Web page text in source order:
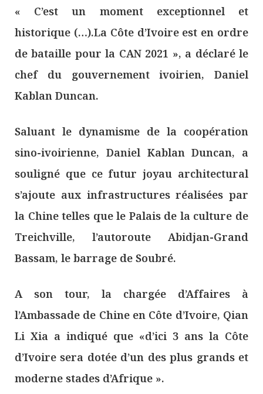
« C’est un moment exceptionnel et
historique (…).La Côte d’Ivoire est en ordre
de bataille pour la CAN 2021 », a déclaré le
chef du gouvernement ivoirien, Daniel
Kablan Duncan.
Saluant le dynamisme de la coopération
sino-ivoirienne, Daniel Kablan Duncan, a
souligné que ce futur joyau architectural
s’ajoute aux infrastructures réalisées par
la Chine telles que le Palais de la culture de
Treichville, l’autoroute Abidjan-Grand
Bassam, le barrage de Soubré.
A son tour, la chargée d’Affaires à
l’Ambassade de Chine en Côte d’Ivoire, Qian
Li Xia a indiqué que «d’ici 3 ans la Côte
d’Ivoire sera dotée d’un des plus grands et
moderne stades d’Afrique ».